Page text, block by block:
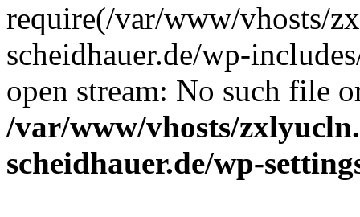
require(/var/www/vhosts/
scheidhauer.de/wp-
open stream: No such file
/var/www/vhosts/
scheidhauer.de/wp-